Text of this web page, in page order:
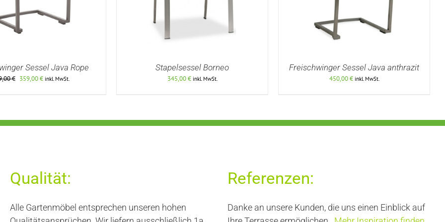
DETAILS
Sessel Java Rope
€ Ursprünglicher
359,00€Aktueller
inkl. MwSt.
DETAILS
Stapelsessel Borneo
345,00€ inkl. MwSt.
DETAILS
Freischwinger Sessel Java anthrazit
450,00€ inkl. MwSt.
Qualität:
Alle Gartenmöbel entsprechen unseren hohen
Referenzen:
Danke an unsere Kunden, die uns einen Einblick auf